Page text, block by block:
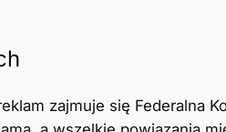
zajmuje się Federalna